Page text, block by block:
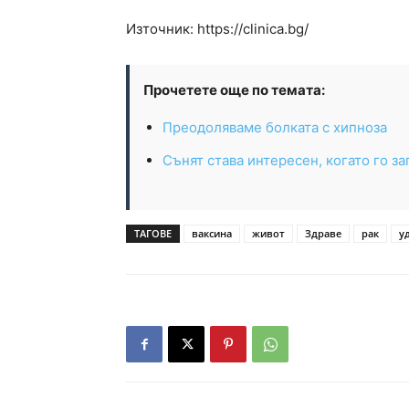
Източник: https://clinica.bg/
Прочетете още по темата:
Преодоляваме болката с хипноза
Сънят става интересен, когато го
ТАГОВЕ ваксина живот Здраве рак